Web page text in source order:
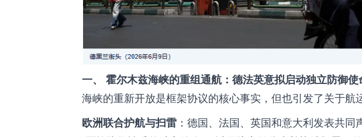
一、 霍尔木兹海峡的重组通航：德法英意拟启动独立防御使
海峡的重新开放是框架协议的核心事实，但也引发了关于航
欧洲联合护航与扫雷 ：德国、法国、英国和意大利发表共